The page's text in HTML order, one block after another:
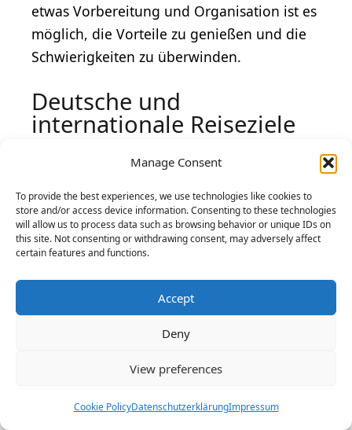
Manage Consent
To provide the best experiences, we use technologies like cookies to
store and/or access device information. Consenting to these technologies
will allow us to process data such as browsing behavior or unique IDs on
this site. Not consenting or withdrawing consent, may adversely affect
certain features and functions.
Accept
Deny
View preferences
Cookie PolicyDatenschutzerklärungImpressum
etwas Vorbereitung und Organisation ist es
möglich, die Vorteile zu genießen und die
Schwierigkeiten zu überwinden.
Deutsche und
internationale Reiseziele
Wenn Sie einen Job mit Reisetätigkeit
Deutschland und der ganzen Welt
besuchen. Hier sind einige der besten
Reiseziele, die Sie im Rahmen Ihres Berufs
Stadt, die für ihre